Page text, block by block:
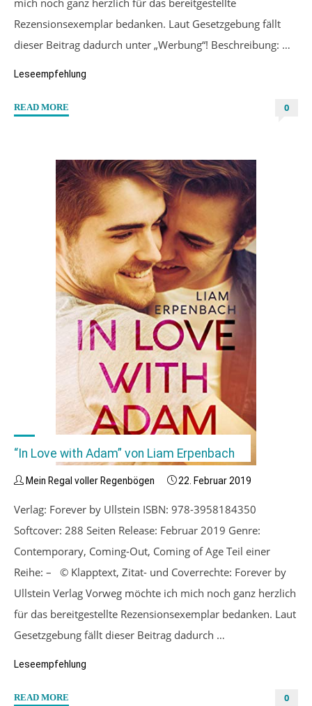
Rezensionsexemplar bedanken. Laut Gesetzgebung fällt
dieser Beitrag dadurch unter „Werbung“! Beschreibung: …
Leseempfehlung
READ MORE
Mahrenholz"
0
“In Love with Adam” von Liam Erpenbach
Mein Regal voller Regenbögen 22. Februar 2019
Verlag: Forever by Ullstein ISBN: 978-3958184350
Softcover: 288 Seiten Release: Februar 2019 Genre:
Contemporary, Coming-Out, Coming of Age Teil einer
Reihe: – © Klapptext, Zitat- und Coverrechte: Forever by
Ullstein Verlag Vorweg möchte ich mich noch ganz herzlich
für das bereitgestellte Rezensionsexemplar bedanken. Laut
Gesetzgebung fällt dieser Beitrag dadurch …
Leseempfehlung
READ MORE 0